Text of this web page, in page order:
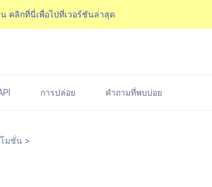
น คลิกที่นี่เพื่อไปที่เวอร์ชันล่าสุด
การปล่อย คำถามที่พบบ่อย
มชั่น >